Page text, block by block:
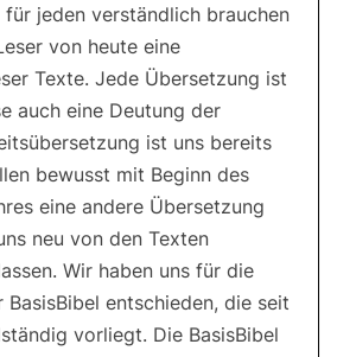
für jeden verständlich brauchen
von heute eine
Texte. Jede Übersetzung ist
auch eine Deutung der
ist uns bereits
bewusst mit Beginn des
eine andere Übersetzung
neu von den Texten
Wir haben uns für die
entschieden, die seit
vorliegt. Die BasisBibel